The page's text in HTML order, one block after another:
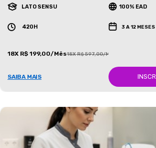
LATO SENSU 100% EAD
420H 3 A 12 MESES
18X R$ 199,00/Mês18X R$ 597,00/Mês
SAIBA MAIS